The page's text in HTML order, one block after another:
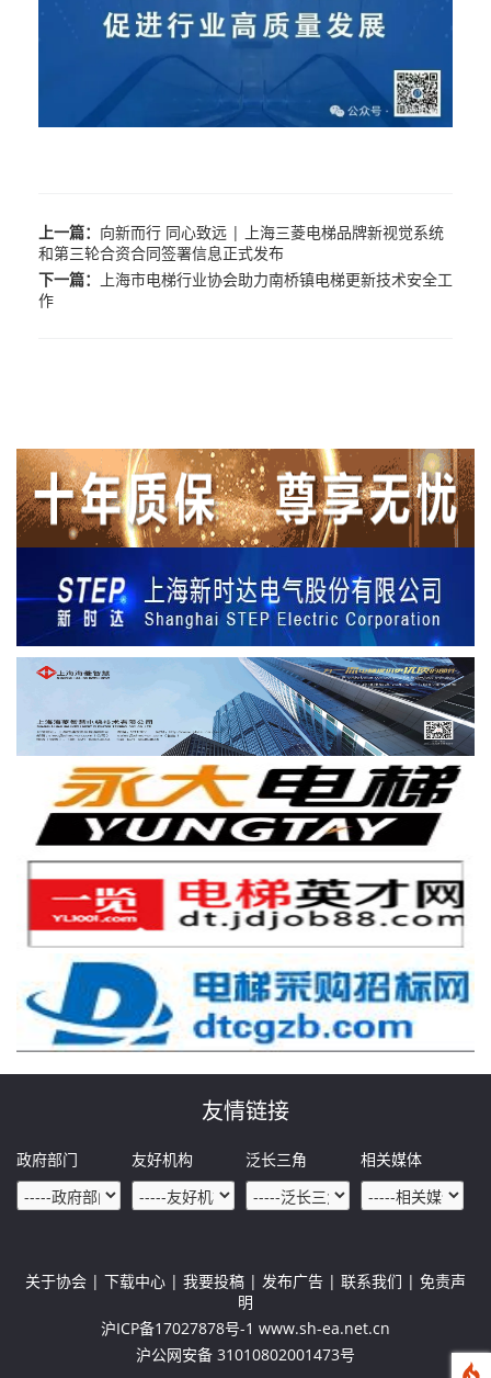
上一篇： 向新而行 同心致远 | 上海三菱电梯品牌新视觉系统
和第三轮合资合同签署信息正式发布
下一篇：
上海市电梯行业协会助力南桥镇电梯更新技术安全工
作
友情链接
政府部门 友好机构 泛长三角 相关媒体
关于协会 | 下载中心 | 我要投稿 | 发布广告 | 联系我们 | 免责声
明
沪ICP备17027878号-1 www.sh-ea.net.cn
沪公网安备 31010802001473号